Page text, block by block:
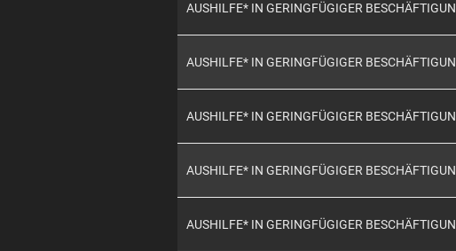
AUSHILFE* IN GERINGFÜGIGER
AUSHILFE* IN GERINGFÜGIGER
AUSHILFE* IN GERINGFÜGIGER
AUSHILFE* IN GERINGFÜGIGER
AUSHILFE* IN GERINGFÜGIGER